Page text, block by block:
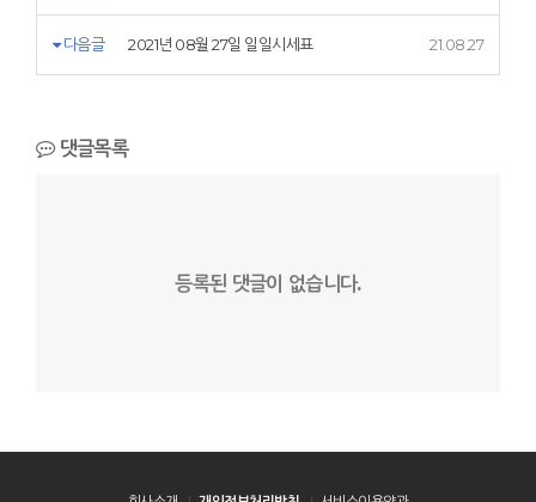
다음글 2021년 08월 27일 일일시세표 21.08.27
댓글목록
등록된 댓글이 없습니다.